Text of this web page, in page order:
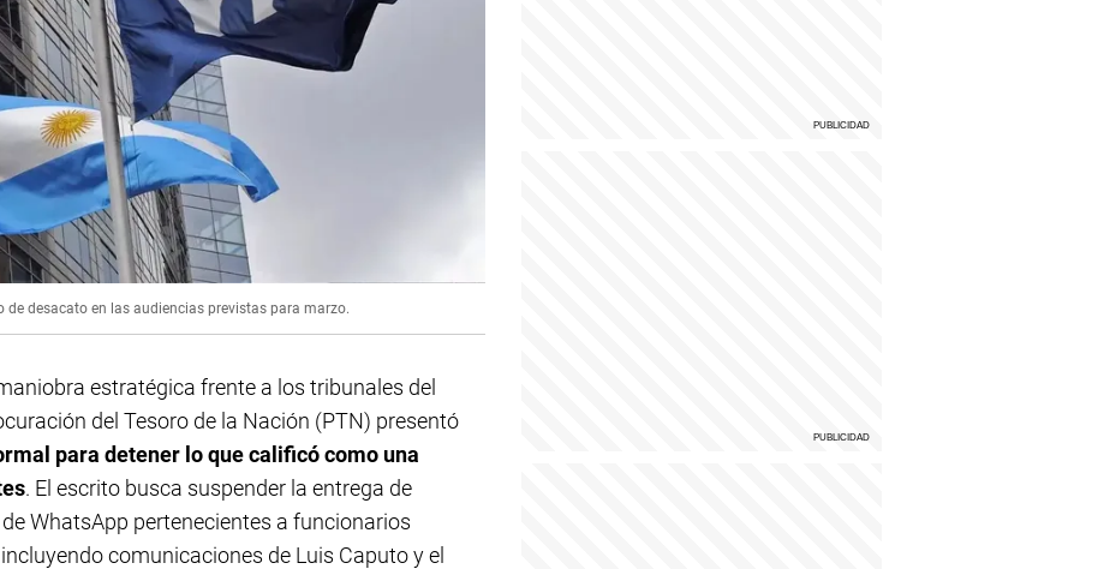
de desacato en las audiencias previstas para marzo.
estratégica frente a los tribunales del
del Tesoro de la Nación (PTN) presentó
para detener lo que calificó como una
. El escrito busca suspender la entrega de
WhatsApp pertenecientes a funcionarios
comunicaciones de Luis Caputo y el